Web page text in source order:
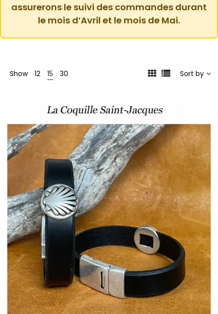
assurerons le suivi des commandes durant
le mois d’Avril et le mois de Mai.
Show 12 15 30 Sort by